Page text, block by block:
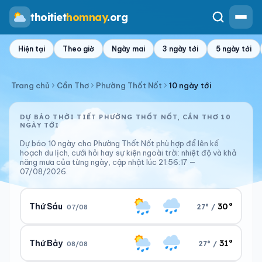
thoitiethomnay.org
Hiện tại Theo giờ Ngày mai 3 ngày tới 5 ngày tới
Trang chủ Cần Thơ Phường Thốt Nốt 10 ngày tới
DỰ BÁO THỜI TIẾT PHƯỜNG THỐT NỐT, CẦN THƠ 10
NGÀY TỚI
Dự báo 10 ngày cho Phường Thốt Nốt phù hợp để lên kế
hoạch du lịch, cưới hỏi hay sự kiện ngoài trời: nhiệt độ và khả
năng mưa của từng ngày, cập nhật lúc 21:56:17 —
07/08/2026.
Thứ Sáu 07/08 27° / 30°
Ngày/đêm Sáng/tối
Thứ Bảy 08/08 27° / 31°